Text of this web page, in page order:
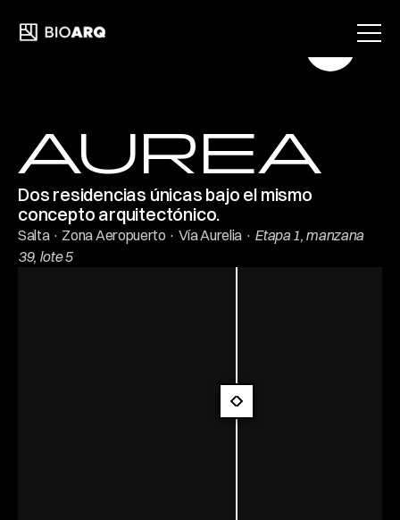
PROPIEDADES
NOSOTROS
CONTACTO
AUREA
Dos residencias únicas bajo el mismo
concepto arquitectónico.
Salta · Zona Aeropuerto · Vía Aurelia · Etapa 1, manzana
39, lote 5